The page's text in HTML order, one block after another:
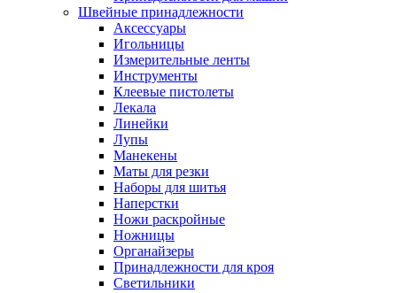
Швейные принадлежности
Аксессуары
Игольницы
Измерительные ленты
Инструменты
Клеевые пистолеты
Лекала
Линейки
Лупы
Манекены
Маты для резки
Наборы для шитья
Наперстки
Ножи раскройные
Ножницы
Органайзеры
Принадлежности для кроя
Светильники